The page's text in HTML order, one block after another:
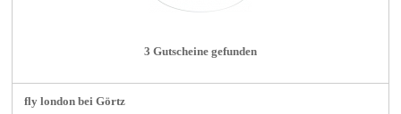
3 Gutscheine gefunden
fly london bei Görtz